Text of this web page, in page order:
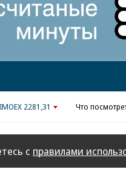
IMOEX 2281,31 Что
с правилами